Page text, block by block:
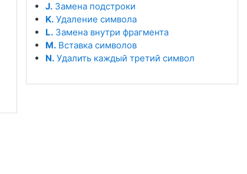
J. Замена подстроки
K. Удаление символа
L. Замена внутри фрагмента
M. Вставка символов
N. Удалить каждый третий символ